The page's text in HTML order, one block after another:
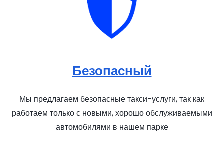
Безопасный
Мы предлагаем безопасные такси-услуги, так как
работаем только с новыми, хорошо обслуживаемыми
автомобилями в нашем парке